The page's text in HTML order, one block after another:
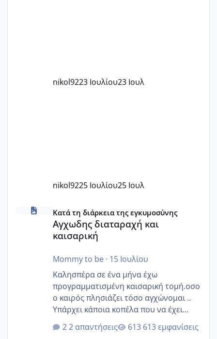
nikol9223 Ιουλίου23 Ιουλ
nikol9225 Ιουλίου25 Ιουλ
Αγχωδης διαταραχή και καισαρική
Κατά τη διάρκεια της εγκυμοσύνης
Αγχωδης διαταραχή και
καισαρική
Mommy to be· 15 Ιουλίου
Καλησπέρα σε ένα μήνα έχω
προγραμματισμένη καισαρική τομή.οσο
ο καιρός πλησιάζει τόσο αγχώνομαι ..
Υπάρχει κάποια κοπέλα που να έχει
παρόμοιο ιστορικό να μας πει την
εμπειρία της;Να σημειώσω είναι η
2 απαντήσεις 613 εμφανίσεις